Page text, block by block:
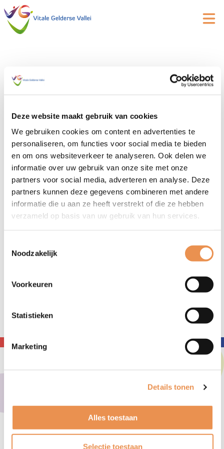
Deze website maakt gebruik van cookies
We gebruiken cookies om content en advertenties te
personaliseren, om functies voor social media te bieden
en om ons websiteverkeer te analyseren. Ook delen we
informatie over uw gebruik van onze site met onze
partners voor social media, adverteren en analyse. Deze
partners kunnen deze gegevens combineren met andere
informatie die u aan ze heeft verstrekt of die ze hebben
verzameld op basis van uw gebruik van hun services.
Noodzakelijk
Voorkeuren
Statistieken
Marketing
Details tonen
Alles toestaan
Selectie toestaan
Evenementen
in
9
juli
2026
Zoeken
navigatie
Zoeken
Dag
7-9-2026
datum.
Workshop inwonersparticipatie: praktisch
aan de slag met werkvormen
9 juli -14:00-17:00
Huis van de Wijk Binnenronde, Willem Dreeshof 2, Veenendaal
Willem Dreeshof 2, Veenendaal
Vorige dag Volgende dag
een opmerking die je graag met ons wilt delen? Stuur dan een
e-mail naar Nynke Lokhorst, netwerkmanager Vitale Gelderse
Vallei,info@vitalegeldersevallei.nl